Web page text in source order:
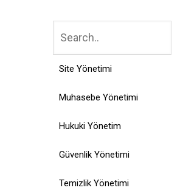
Site Yönetimi
Muhasebe Yönetimi
Hukuki Yönetim
Güvenlik Yönetimi
Temizlik Yönetimi